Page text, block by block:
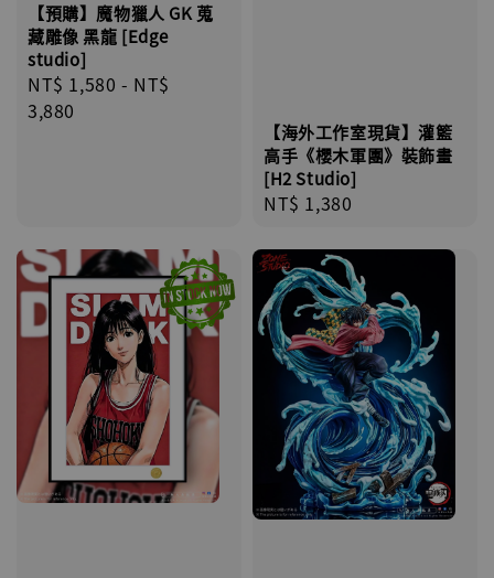
【預購】魔物獵人 GK 蒐
藏雕像 黑龍 [Edge
studio]
Regular
price
NT$ 1,580 - NT$
3,880
【海外工作室現貨】灌籃
高手《櫻木軍團》裝飾畫
[H2 Studio]
Regular
NT$ 1,380